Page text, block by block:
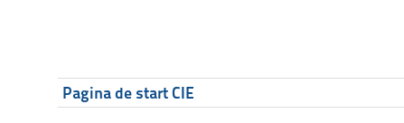
Pagina de start CIE